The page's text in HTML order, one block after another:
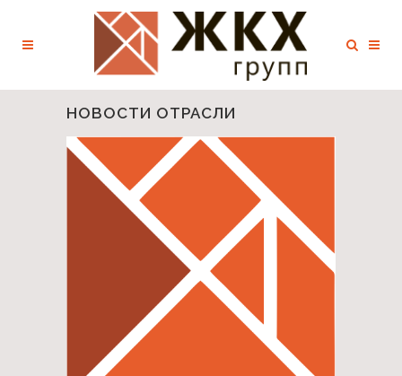
НОВОСТИ ОТРАСЛИ